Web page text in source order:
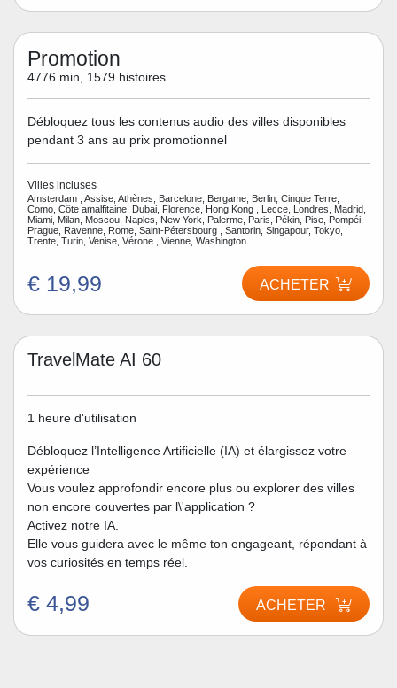
Promotion
4776 min, 1579 histoires
Débloquez tous les contenus audio des villes disponibles
pendant 3 ans au prix promotionnel
Villes incluses
Amsterdam , Assise, Athènes, Barcelone, Bergame, Berlin, Cinque Terre,
Como, Côte amalfitaine, Dubai, Florence, Hong Kong , Lecce, Londres, Madrid,
Miami, Milan, Moscou, Naples, New York, Palerme, Paris, Pékin, Pise, Pompéi,
Prague, Ravenne, Rome, Saint-Pétersbourg , Santorin, Singapour, Tokyo,
Trente, Turin, Venise, Vérone , Vienne, Washington
€ 19,99 ACHETER
TravelMate AI 60
1 heure d'utilisation
Débloquez l’Intelligence Artificielle (IA) et élargissez votre
expérience
Vous voulez approfondir encore plus ou explorer des villes
non encore couvertes par l\'application ?
Activez notre IA.
Elle vous guidera avec le même ton engageant, répondant à
vos curiosités en temps réel.
€ 4,99 ACHETER